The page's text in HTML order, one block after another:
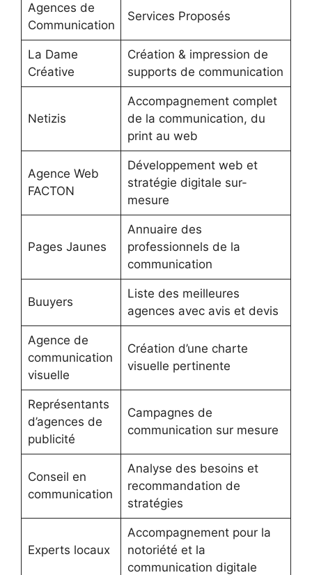
Agences de
Communication
Services Proposés
La Dame
Créative
Création & impression de
supports de communication
Netizis
Accompagnement complet
de la communication, du
print au web
Agence Web
FACTON
Développement web et
stratégie digitale sur-
mesure
Pages Jaunes
Annuaire des
professionnels de la
communication
Buuyers
Liste des meilleures
agences avec avis et devis
Agence de
communication
visuelle
Création d’une charte
visuelle pertinente
Représentants
d’agences de
publicité
Campagnes de
communication sur mesure
Conseil en
communication
Analyse des besoins et
recommandation de
stratégies
Experts locaux
Accompagnement pour la
notoriété et la
communication digitale